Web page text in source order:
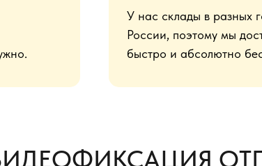
У нас склады в разных
России, поэтому мы
быстро и абсолютно